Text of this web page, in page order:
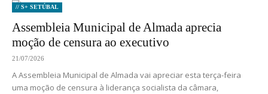
// S+ SETÚBAL
Assembleia Municipal de Almada aprecia
moção de censura ao executivo
21/07/2026
A Assembleia Municipal de Almada vai apreciar esta terça-feira
uma moção de censura à liderança socialista da câmara,